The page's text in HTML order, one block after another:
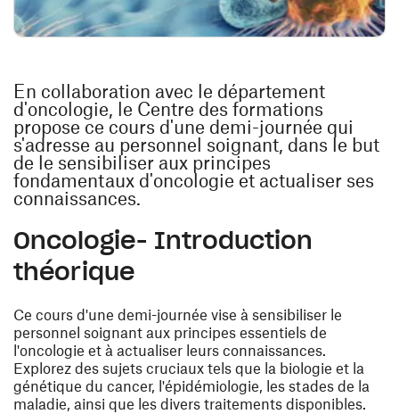
En collaboration avec le département
d'oncologie, le Centre des formations
propose ce cours d'une demi-journée qui
s'adresse au personnel soignant, dans le but
de le sensibiliser aux principes
fondamentaux d'oncologie et actualiser ses
connaissances.
Oncologie- Introduction
théorique
Ce cours d'une demi-journée vise à sensibiliser le
personnel soignant aux principes essentiels de
l'oncologie et à actualiser leurs connaissances.
Explorez des sujets cruciaux tels que la biologie et la
génétique du cancer, l'épidémiologie, les stades de la
maladie, ainsi que les divers traitements disponibles.